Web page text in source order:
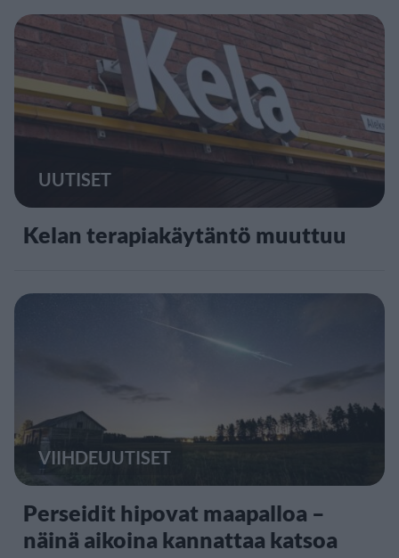
UUTISET
Kelan terapiakäytäntö muuttuu
VIIHDEUUTISET
Perseidit hipovat maapalloa –
näinä aikoina kannattaa katsoa